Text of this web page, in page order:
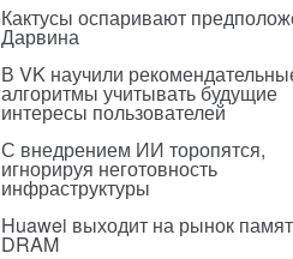
Кактусы оспаривают
Дарвина
В VK научили
алгоритмы учитывать будущие
интересы пользователей
С внедрением ИИ торопятся,
игнорируя неготовность
инфраструктуры
Huawei выходит на рынок
DRAM